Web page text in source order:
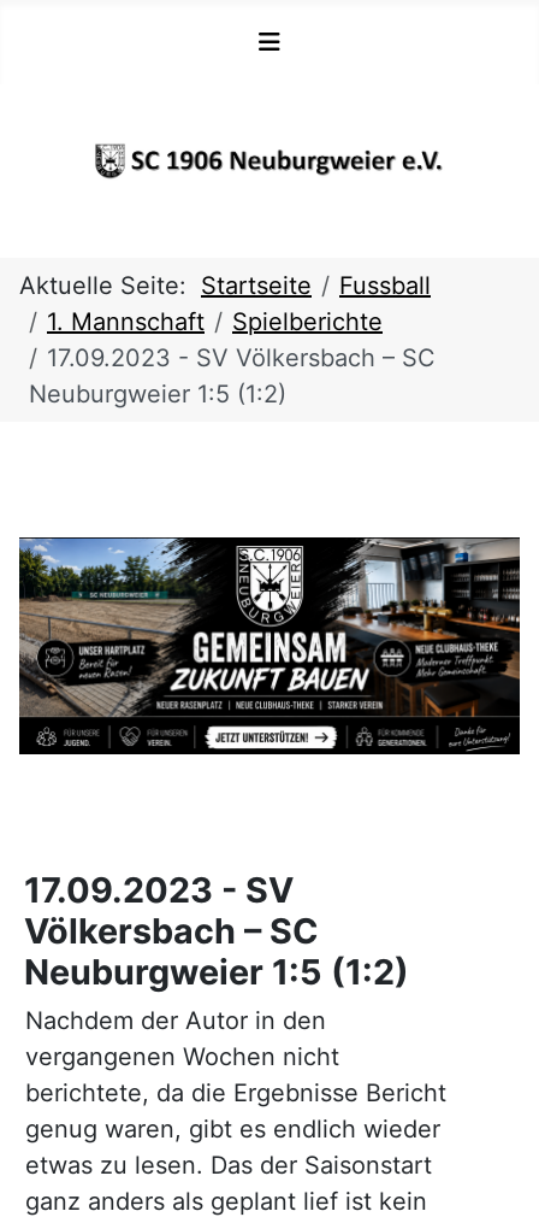
Aktuelle Seite: Startseite
Fussball
1. Mannschaft
Spielberichte
17.09.2023 - SV Völkersbach – SC
Neuburgweier 1:5 (1:2)
17.09.2023 - SV
Völkersbach – SC
Neuburgweier 1:5 (1:2)
Nachdem der Autor in den
vergangenen Wochen nicht
berichtete, da die Ergebnisse Bericht
genug waren, gibt es endlich wieder
etwas zu lesen. Das der Saisonstart
ganz anders als geplant lief ist kein